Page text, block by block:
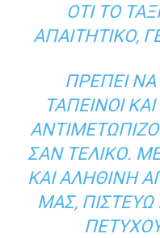
ΌΤΙ ΤΟ
ΑΠΑΙΤΗΤΙΚΌ,
ΠΡΈΠΕΙ
ΤΑΠΕΙΝΟΊ
ΣΑΝ ΤΕΛΙΚΌ.
ΚΑΙ ΑΛΗΘΙΝΉ
ΜΑΣ,